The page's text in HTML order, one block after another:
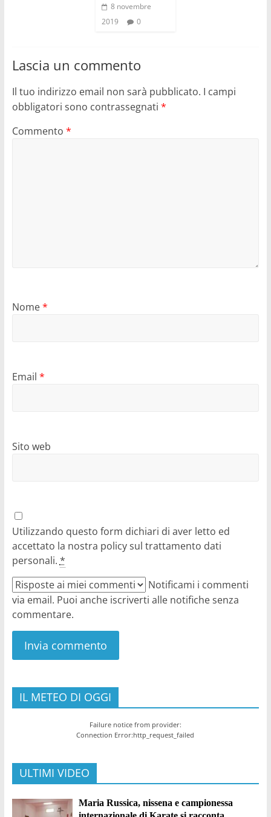
8 novembre
2019
0
Lascia un commento
Il tuo indirizzo email non sarà pubblicato. I campi
obbligatori sono contrassegnati *
Commento *
Nome*
Email *
Sito web
Utilizzando questo form dichiari di aver letto ed
accettato la nostra policy sul trattamento dati
personali. *
Notificami i commenti
via email. Puoi anche iscriverti alle notifiche senza
commentare.
IL METEO DI OGGI
Failure notice from provider:
Connection Error:http_request_failed
ULTIMI VIDEO
Maria Russica, nissena e campionessa